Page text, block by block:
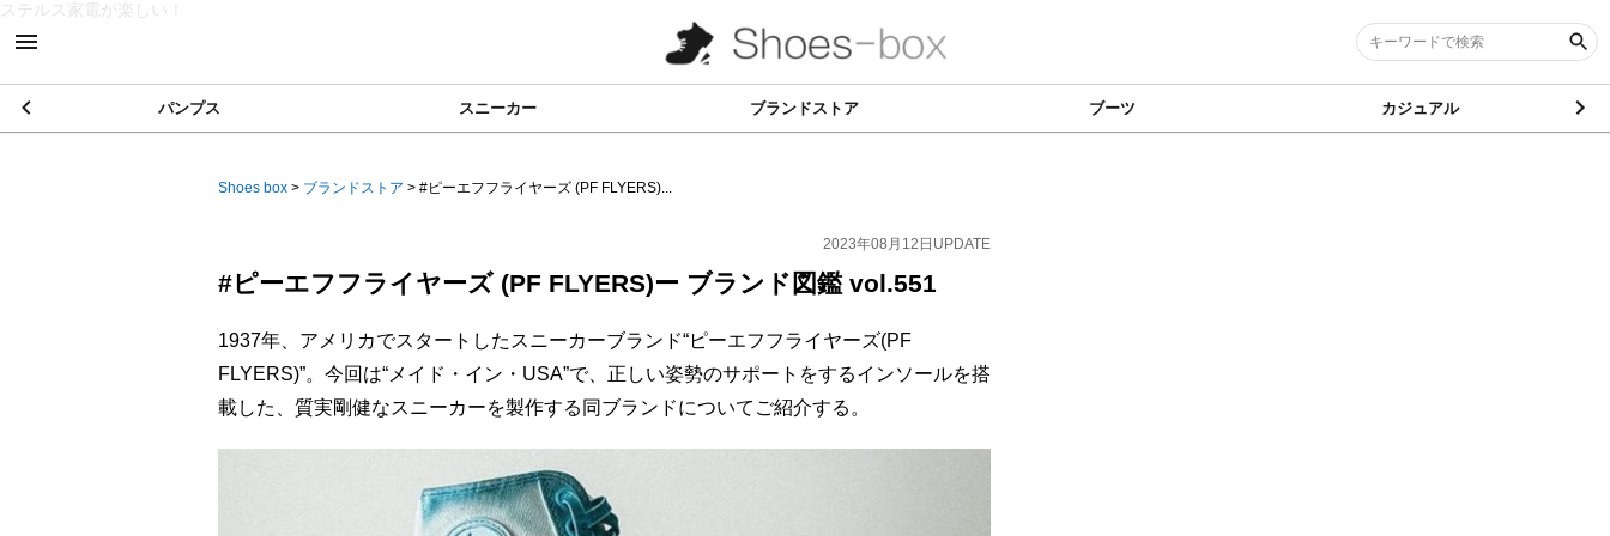
ステルス家電が楽しい！
パンプス スニーカー ブランドストア ブーツ カジュアル
Shoes box > ブランドストア > #ピーエフフライヤーズ (PF FLYERS)...
2023年08月12日 UPDATE
#ピーエフフライヤーズ (PF FLYERS)ー ブランド図鑑 vol.551
1937年、アメリカでスタートしたスニーカーブランド“ピーエフフライヤーズ(PF
FLYERS)”。今回は“メイド・イン・USA”で、正しい姿勢のサポートをするインソールを搭
載した、質実剛健なスニーカーを製作する同ブランドについてご紹介する。